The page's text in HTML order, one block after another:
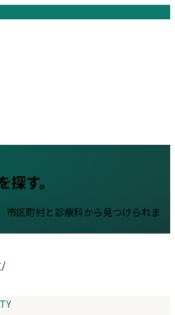
探す。
市区町村と診療科から見つけられま
/